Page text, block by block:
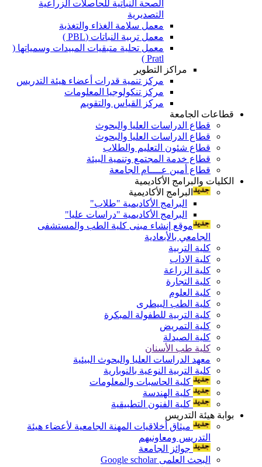
الصحة النباتية للحاصلات الزراعية
التصديرية
معمل سلامة الغذاء والتغذية
معمل تربية النباتات (PBL )
معمل تحلية متبقيات المبيدات وسمياتها (
Pratl )
مراكز التطوير
مركز تنمية قدرات أعضاء هيئة التدريس
مركز تنكولوجيا المعلومات
مركز القياس والتقويم
قطاعات الجامعة
قطاع الدراسات العليا والبحوث
قطاع الدراسات العليا والبحوث
قطاع شئون التعليم والطلاب
قطاع خدمة المجتمع وتنمية البيئة
قطاع أمين عــــام الجامعة
الكليات والبرامج الأكاديمية
البرامج الأكاديمية
البرامج الأكاديمية "طلاب"
البرامج الأكاديمية "دراسات عليا"
موقع إنشاء مبنى كلية الطب والمستشفى
الجامعي بالأبعادية
كلية التربية
كلية الاداب
كلية الزراعة
كلية التجارة
كلية العلوم
كلية الطب البيطرى
كلية التربية للطفولة المبكرة
كلية التمريض
كلية الصيدلة
كلية طب الأسنان
معهد الدراسات العليا والبحوث البيئية
كلية التربية النوعية بالنوبارية
كلية الحاسبات والمعلومات
كلية الهندسة
كلية الفنون التطبيقية
بوابة هيئة التدريس
ميثاق أخلاقيات المهنة الجامعية لأعضاء هيئة
التدريس ومعاونيهم
جوائز الجامعة
البحث العلمى Google scholar